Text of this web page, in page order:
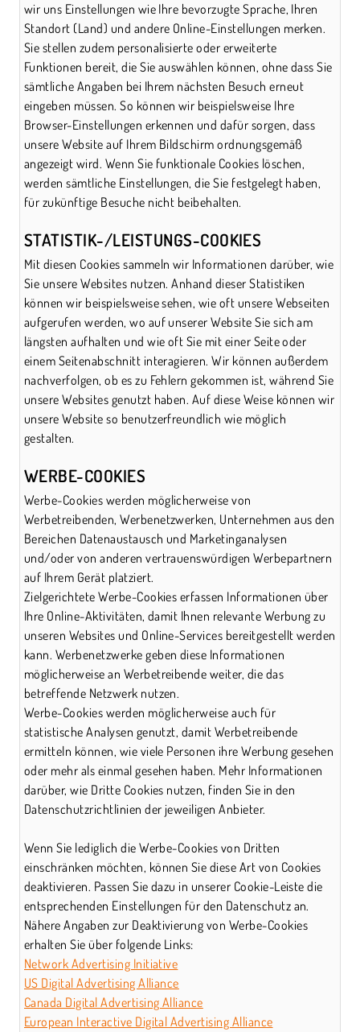
wir uns Einstellungen wie Ihre bevorzugte Sprache, Ihren
Standort (Land) und andere Online-Einstellungen merken.
Sie stellen zudem personalisierte oder erweiterte
Funktionen bereit, die Sie auswählen können, ohne dass Sie
sämtliche Angaben bei Ihrem nächsten Besuch erneut
eingeben müssen. So können wir beispielsweise Ihre
Browser-Einstellungen erkennen und dafür sorgen, dass
unsere Website auf Ihrem Bildschirm ordnungsgemäß
angezeigt wird. Wenn Sie funktionale Cookies löschen,
werden sämtliche Einstellungen, die Sie festgelegt haben,
für zukünftige Besuche nicht beibehalten.
STATISTIK-/LEISTUNGS-COOKIES
Mit diesen Cookies sammeln wir Informationen darüber, wie
Sie unsere Websites nutzen. Anhand dieser Statistiken
können wir beispielsweise sehen, wie oft unsere Webseiten
aufgerufen werden, wo auf unserer Website Sie sich am
längsten aufhalten und wie oft Sie mit einer Seite oder
einem Seitenabschnitt interagieren. Wir können außerdem
nachverfolgen, ob es zu Fehlern gekommen ist, während Sie
unsere Websites genutzt haben. Auf diese Weise können wir
unsere Website so benutzerfreundlich wie möglich
gestalten.
WERBE-COOKIES
Werbe-Cookies werden möglicherweise von
Werbetreibenden, Werbenetzwerken, Unternehmen aus den
Bereichen Datenaustausch und Marketinganalysen
und/oder von anderen vertrauenswürdigen Werbepartnern
auf Ihrem Gerät platziert.
Zielgerichtete Werbe-Cookies erfassen Informationen über
Ihre Online-Aktivitäten, damit Ihnen relevante Werbung zu
unseren Websites und Online-Services bereitgestellt werden
kann. Werbenetzwerke geben diese Informationen
möglicherweise an Werbetreibende weiter, die das
betreffende Netzwerk nutzen.
Werbe-Cookies werden möglicherweise auch für
statistische Analysen genutzt, damit Werbetreibende
ermitteln können, wie viele Personen ihre Werbung gesehen
oder mehr als einmal gesehen haben. Mehr Informationen
darüber, wie Dritte Cookies nutzen, finden Sie in den
Datenschutzrichtlinien der jeweiligen Anbieter.
Wenn Sie lediglich die Werbe-Cookies von Dritten
einschränken möchten, können Sie diese Art von Cookies
deaktivieren. Passen Sie dazu in unserer Cookie-Leiste die
entsprechenden Einstellungen für den Datenschutz an.
Nähere Angaben zur Deaktivierung von Werbe-Cookies
erhalten Sie über folgende Links:
Network Advertising Initiative
US Digital Advertising Alliance
Canada Digital Advertising Alliance
European Interactive Digital Advertising Alliance